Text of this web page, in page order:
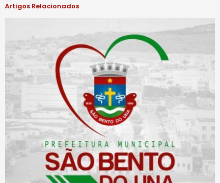
Artigos Relacionados